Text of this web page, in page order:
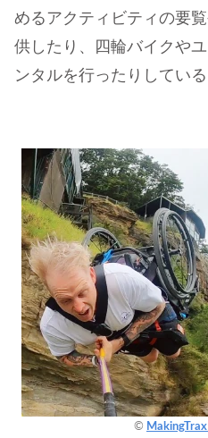
めるアクティビティの要
供したり、四輪バイクや
ンタルを行ったりしている
©